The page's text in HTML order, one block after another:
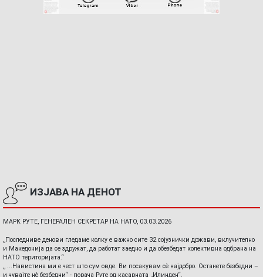
ИЗЈАВА НА ДЕНОТ
МАРК РУТЕ, ГЕНЕРАЛЕН СЕКРЕТАР НА НАТО, 03.03.2026
„Последниве денови гледаме колку е важно сите 32 сојузнички држави, вклучително
и Македонија да се здружат, да работат заедно и да обезбедат колективна одбрана на
НАТО територијата.“
„ ...Навистина ми е чест што сум овде. Ви посакувам сè најдобро. Останете безбедни –
и чувајте нè безбедни“ - порача Руте од касарната „Илинден“.